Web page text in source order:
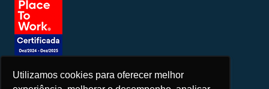
Utilizamos cookies para oferecer melhor